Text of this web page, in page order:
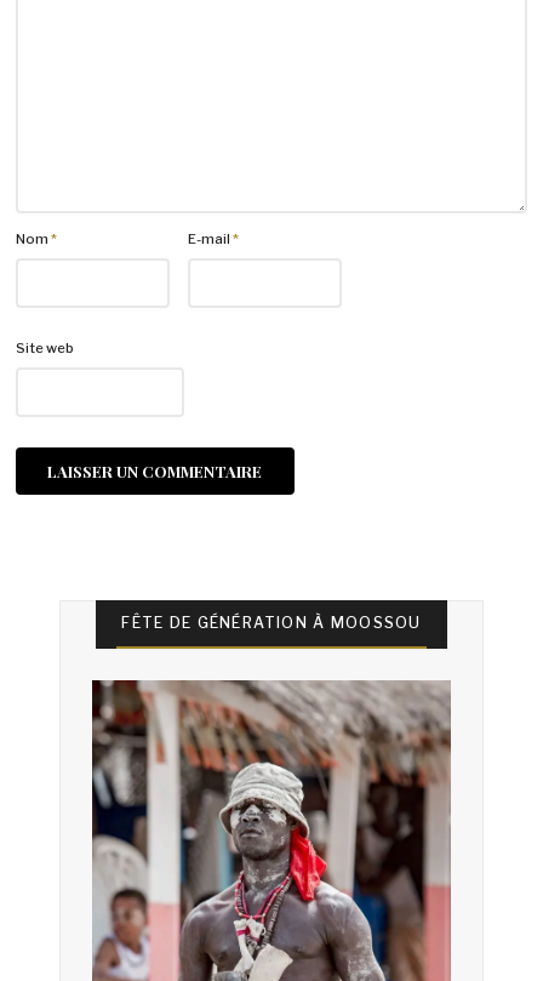
Nom* E-mail*
Site web
FÊTE DE GÉNÉRATION À MOOSSOU